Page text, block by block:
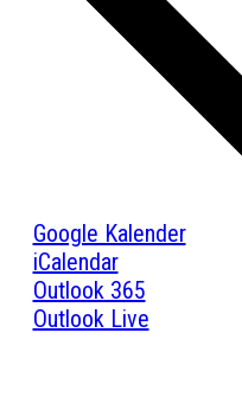
Google Kalender
iCalendar
Outlook 365
Outlook Live